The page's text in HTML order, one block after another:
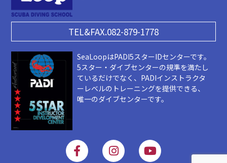
TEL&FAX.082-879-1778
SeaLoopはPADI5スターIDセンターです。
5スター・ダイブセンターの規準を満たし
ているだけでなく、PADIインストラクタ
ーレベルのトレーニングを提供できる、
唯一のダイブセンターです。
F
a
I
n
Y
o